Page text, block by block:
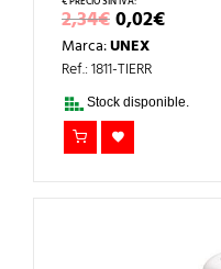
2,34€EL
PRECIO
ORIGINAL
ERA:
2,34€.
0,02€EL
PRECIO
0,02€.
Marca:UNEX
Ref.: 1811-TIERR
Stock disponible.